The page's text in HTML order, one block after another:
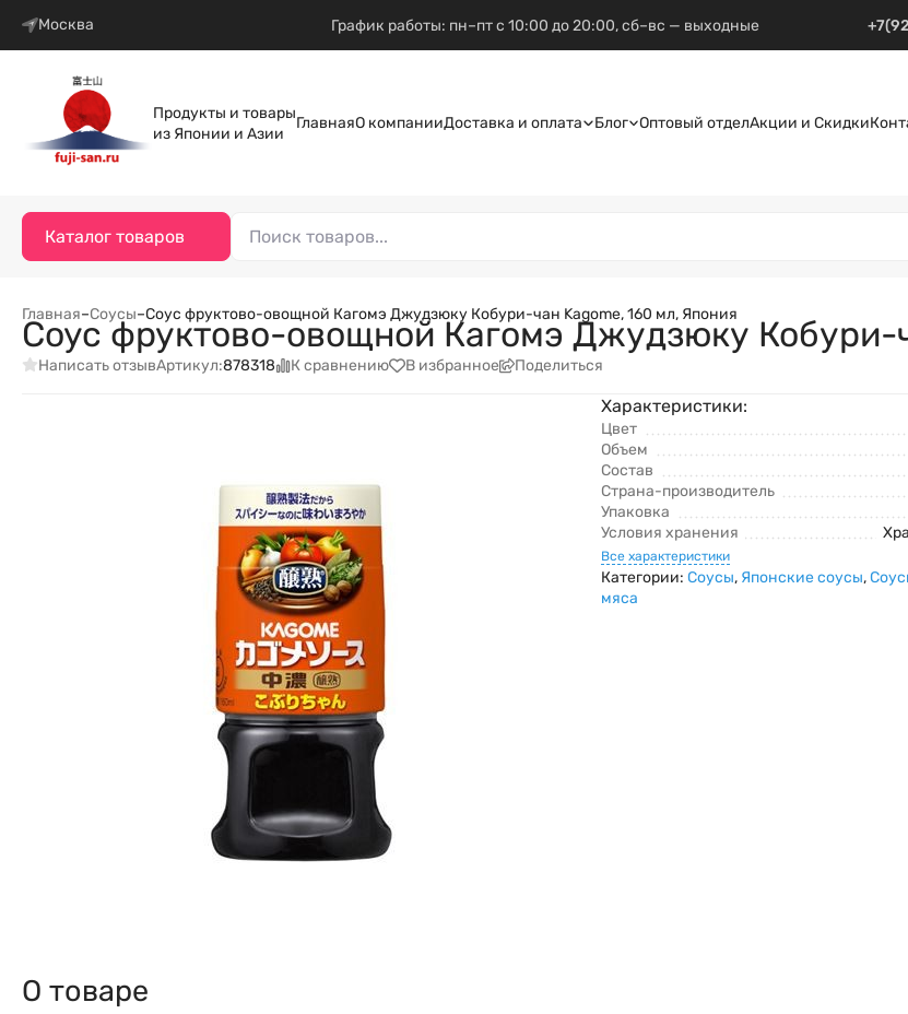
Москва График работы: пн–пт с 10:00 до 20:00, сб–вс — выходные
Продукты и товары
из Японии и Азии
ГлавнаяО компанииДоставка и оплата Блог Оптовый отделАкции и Скидки
Каталог товаров
Главная–Соусы–Соус фруктово-овощной Кагомэ Джудзюку Кобури-чан Kagome, 160 мл, Япония
Соус фруктово-овощной Кагомэ Джудзюку Кобури-
Написать отзывАртикул:878318 К сравнению В избранное Поделиться
Характеристики:
Цвет
Объем
Состав
Страна-производитель
Упаковка
Условия хранения
Все характеристики
Категории: Соусы, Японские соусы,
мяса
О товаре